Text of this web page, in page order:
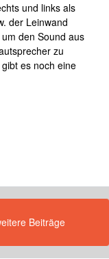
und links als
der Leinwand
den Sound aus
zu
es noch eine
Beiträge